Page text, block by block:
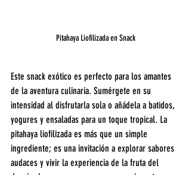
Pitahaya Liofilizada en Snack
Este snack exótico es perfecto para los amantes
de la aventura culinaria. Sumérgete en su
intensidad al disfrutarla sola o añádela a batidos,
yogures y ensaladas para un toque tropical. La
pitahaya liofilizada es más que un simple
ingrediente; es una invitación a explorar sabores
audaces y vivir la experiencia de la fruta del